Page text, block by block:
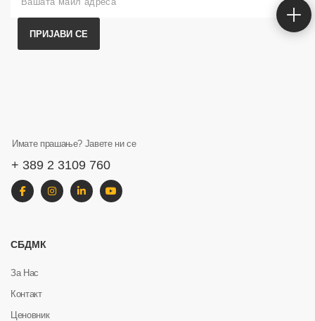
ПРИЈАВИ СЕ
Имате прашање? Јавете ни се
+ 389 2 3109 760
СБДМК
За Нас
Контакт
Ценовник